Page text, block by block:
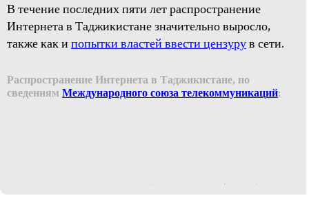
В течение последних пяти лет распространение
Интернета в Таджикистане значительно выросло,
также как ипопытки властей ввести цензурув сети.
Распространение Интернета в Таджикистане, по
сведениямМеждународного союза телекоммуникаций: